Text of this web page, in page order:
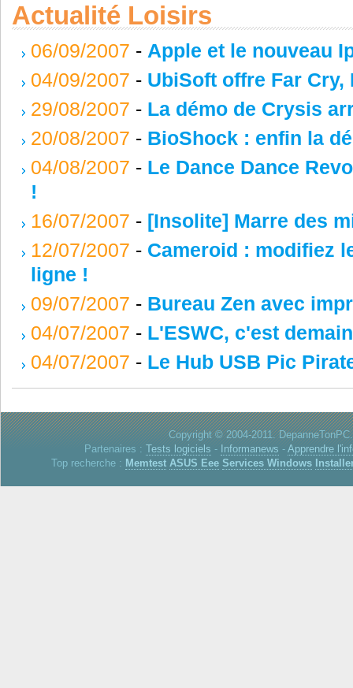
Actualité Loisirs
06/09/2007 - Apple et le nouveau
04/09/2007 - UbiSoft offre Far
29/08/2007 - La démo de Crysis
20/08/2007 - BioShock : enfin la
04/08/2007 - Le Dance Dance
!
16/07/2007 - [Insolite] Marre des
12/07/2007 - Cameroid : modifiez
ligne !
09/07/2007 - Bureau Zen avec
04/07/2007 - L'ESWC, c'est
04/07/2007 - Le Hub USB Pic
Copyright © 2004-2011.
Partenaires : Tests logiciels - Informanews - Apprendre
Top recherche : Memtest ASUS Eee Services Windows